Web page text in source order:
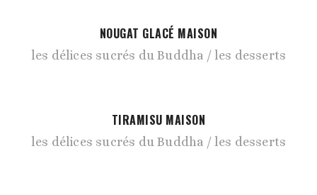
NOUGAT GLACÉ MAISON
les délices sucrés du Buddha les desserts
TIRAMISU MAISON
les délices sucrés du Buddha les desserts